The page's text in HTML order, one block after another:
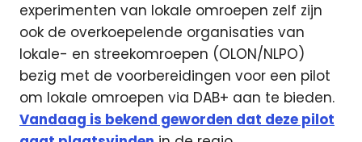
experimenten van lokale omroepen zelf zijn
ook de overkoepelende organisaties van
lokale- en streekomroepen (OLON/NLPO)
bezig met de voorbereidingen voor een pilot
om lokale omroepen via DAB+ aan te bieden.
Vandaag is bekend geworden dat deze pilot